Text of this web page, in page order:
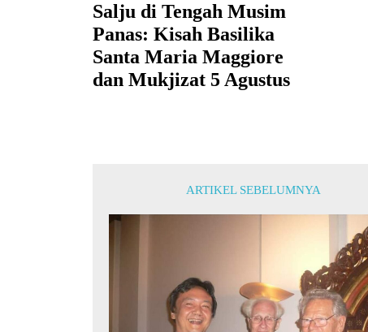
Salju di Tengah Musim
Panas: Kisah Basilika
Santa Maria Maggiore
dan Mukjizat 5 Agustus
ARTIKEL SEBELUMNYA